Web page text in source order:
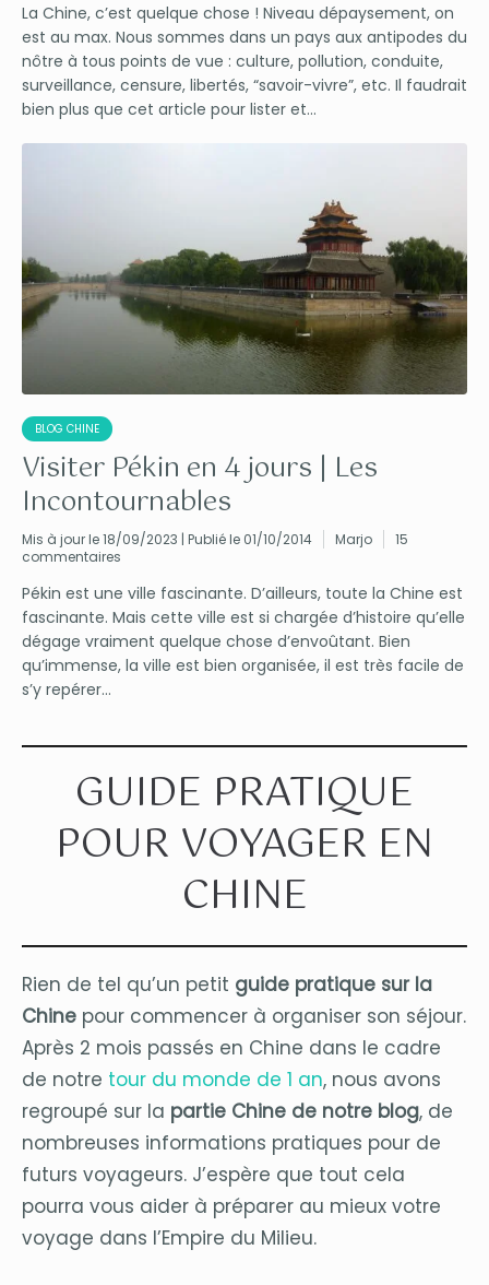
La Chine, c’est quelque chose ! Niveau dépaysement, on
est au max. Nous sommes dans un pays aux antipodes du
nôtre à tous points de vue : culture, pollution, conduite,
surveillance, censure, libertés, “savoir-vivre”, etc. Il faudrait
bien plus que cet article pour lister et...
BLOG CHINE
Visiter Pékin en 4 jours | Les
Incontournables
Mis à jour le 18/09/2023 | Publié le 01/10/2014 Marjo
15
commentaires
Pékin est une ville fascinante. D’ailleurs, toute la Chine est
fascinante. Mais cette ville est si chargée d’histoire qu’elle
dégage vraiment quelque chose d’envoûtant. Bien
qu’immense, la ville est bien organisée, il est très facile de
s’y repérer...
GUIDE PRATIQUE
POUR VOYAGER EN
CHINE
Rien de tel qu’un petit guide pratique sur la
Chine pour commencer à organiser son séjour.
Après 2 mois passés en Chine dans le cadre
de notre tour du monde de 1 an, nous avons
regroupé sur la partie Chine de notre blog, de
nombreuses informations pratiques pour de
futurs voyageurs. J’espère que tout cela
pourra vous aider à préparer au mieux votre
voyage dans l’Empire du Milieu.